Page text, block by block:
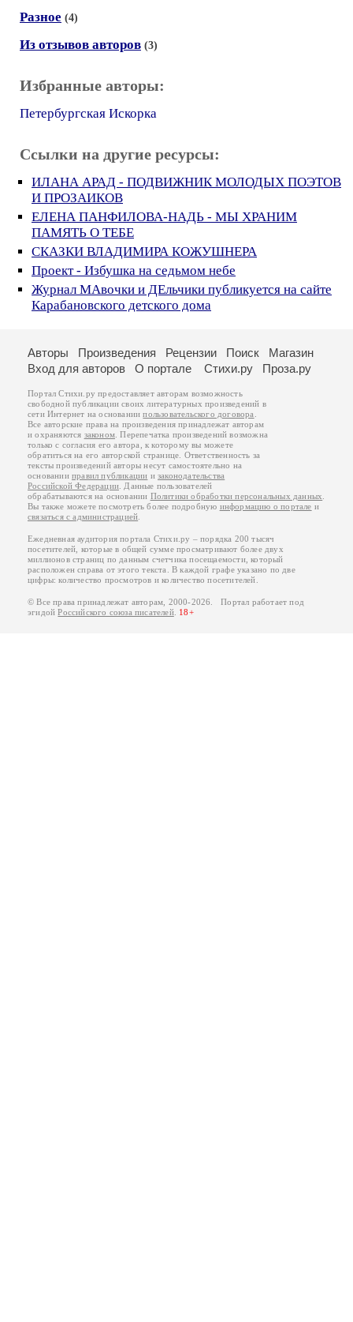
Разное (4)
Из отзывов авторов (3)
Избранные авторы:
Петербургская Искорка
Ссылки на другие ресурсы:
ИЛАНА АРАД - ПОДВИЖНИК МОЛОДЫХ ПОЭТОВ
И ПРОЗАИКОВ
ЕЛЕНА ПАНФИЛОВА-НАДЬ - МЫ ХРАНИМ
ПАМЯТЬ О ТЕБЕ
СКАЗКИ ВЛАДИМИРА КОЖУШНЕРА
Проект - Избушка на седьмом небе
Журнал МАвочки и ДЕльчики публикуется на сайте
Карабановского детского дома
Авторы Произведения Рецензии Поиск
Магазин
Вход для авторов
О портале Стихи.ру Проза.ру
Портал Стихи.ру предоставляет авторам возможность
свободной публикации своих литературных произведений в
сети Интернет на основаниипользовательского договора
Все авторские права на произведения принадлежат авторам
и охраняются законом . Перепечатка произведений возможна
только с согласия его автора, к которому вы можете
обратиться на его авторской странице. Ответственность за
тексты произведений авторы несут самостоятельно на
основанииправил публикации изаконодательства
Российской Федерации . Данные пользователей
обрабатываются на основании Политики обработки персональных данных
Вы также можете посмотреть более подробную информацию о портале и
связаться с администрацией
Ежедневная аудитория портала Стихи.ру – порядка 200 тысяч
посетителей, которые в общей сумме просматривают более двух
миллионов страниц по данным счетчика посещаемости, который
расположен справа от этого текста. В каждой графе указано по две
цифры: количество просмотров и количество посетителей.
© Все права принадлежат авторам, 2000-2026. Портал работает под
эгидойРоссийского союза писателей. 18+